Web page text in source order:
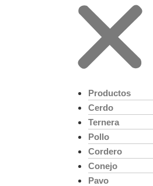
Productos
Cerdo
Ternera
Pollo
Cordero
Conejo
Pavo